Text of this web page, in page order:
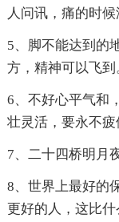
人问讯，痛的时
5、脚不能达到的
方，精神可以飞到
6、不好心平气和
壮灵活，要永不疲
7、二十四桥明月
8、世界上最好的
更好的人，这比